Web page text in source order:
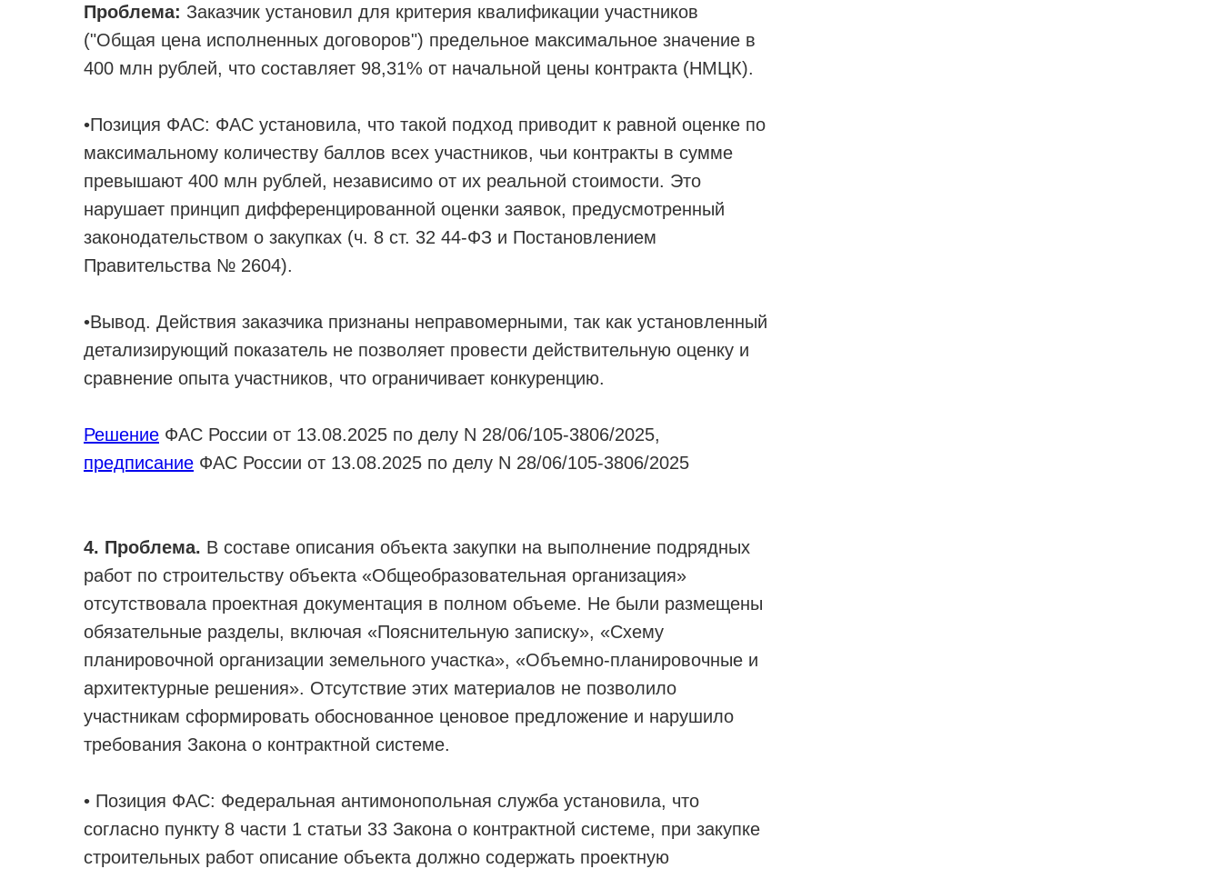
Проблема: Заказчик установил для критерия квалификации участников
("Общая цена исполненных договоров") предельное максимальное значение в
400 млн рублей, что составляет 98,31% от начальной цены контракта (НМЦК).
•Позиция ФАС: ФАС установила, что такой подход приводит к равной оценке по
максимальному количеству баллов всех участников, чьи контракты в сумме
превышают 400 млн рублей, независимо от их реальной стоимости. Это
нарушает принцип дифференцированной оценки заявок, предусмотренный
законодательством о закупках (ч. 8 ст. 32 44-ФЗ и Постановлением
Правительства № 2604).
•Вывод. Действия заказчика признаны неправомерными, так как установленный
детализирующий показатель не позволяет провести действительную оценку и
сравнение опыта участников, что ограничивает конкуренцию.
Решение ФАС России от 13.08.2025 по делу N 28/06/105-3806/2025,
предписание ФАС России от 13.08.2025 по делу N 28/06/105-3806/2025
4. Проблема. В составе описания объекта закупки на выполнение подрядных
работ по строительству объекта «Общеобразовательная организация»
отсутствовала проектная документация в полном объеме. Не были размещены
обязательные разделы, включая «Пояснительную записку», «Схему
планировочной организации земельного участка», «Объемно-планировочные и
архитектурные решения». Отсутствие этих материалов не позволило
участникам сформировать обоснованное ценовое предложение и нарушило
требования Закона о контрактной системе.
• Позиция ФАС: Федеральная антимонопольная служба установила, что
согласно пункту 8 части 1 статьи 33 Закона о контрактной системе, при закупке
строительных работ описание объекта должно содержать проектную